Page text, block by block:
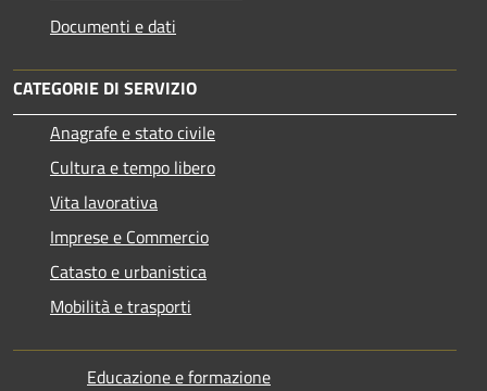
Documenti e dati
CATEGORIE DI SERVIZIO
Anagrafe e stato civile
Cultura e tempo libero
Vita lavorativa
Imprese e Commercio
Catasto e urbanistica
Mobilità e trasporti
Educazione e formazione